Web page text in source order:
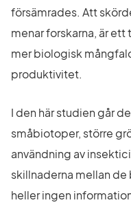
försämrades. Att
menar forskarna, är
mer biologisk
produktivitet.
I den här studien går
småbiotoper, större
användning av
skillnaderna mellan de
heller ingen